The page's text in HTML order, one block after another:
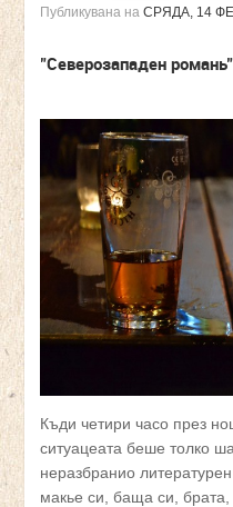
Публикувана на СРЯДА, 14
"Северозападен
Къди четири часо през
ситуацеата беше толко
неразбранио
макье си, баща си,